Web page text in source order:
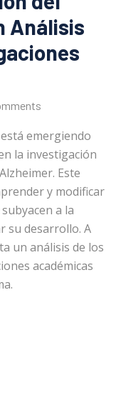
Análisis
emergiendo
la investigación
Este
y modificar
a la
su desarrollo. A
un análisis de los
académicas